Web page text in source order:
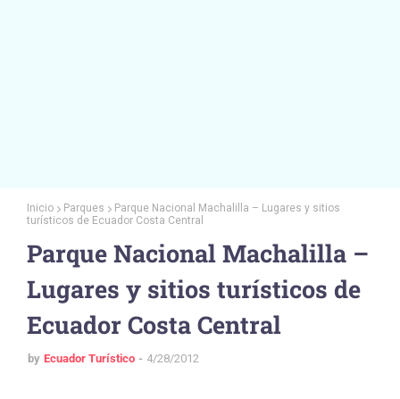
Inicio Parques
Parque Nacional Machalilla – Lugares y sitios
turísticos de Ecuador Costa Central
Parque Nacional Machalilla –
Lugares y sitios turísticos de
Ecuador Costa Central
by Ecuador Turístico 4/28/2012